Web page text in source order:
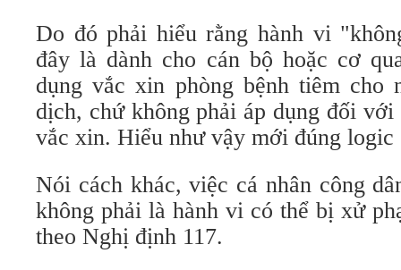
Do đó phải hiểu rằng hành vi
đây là dành cho cán bộ hoặc cơ
dụng vắc xin phòng bệnh tiêm cho
dịch, chứ không phải áp dụng đối
vắc xin. Hiểu như vậy mới đúng
Nói cách khác, việc cá nhân công
không phải là hành vi có thể bị xử
theo Nghị định 117.